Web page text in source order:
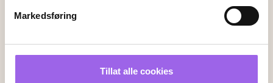
Markedsføring
Tillat alle cookies
Leveringsalternativer